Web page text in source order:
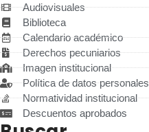
Audiovisuales
Biblioteca
Calendario académico
Derechos pecuniarios
Imagen institucional
Política de datos personales
Normatividad institucional
Descuentos aprobados